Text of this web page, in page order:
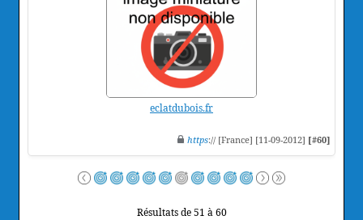
eclatdubois.fr
https:// [France] [11-09-2012] [#60]
Résultats de 51 à 60